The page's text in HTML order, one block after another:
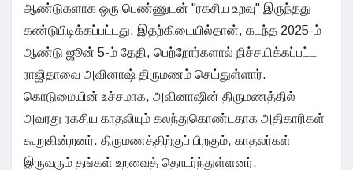
ஆண்டுகளாக ஒரு பெண்ணுடன் "ரகசிய உறவு" இருந்தது
கண்டுபிடிக்கப்பட்டது. இதற்கிடையில்தான், கடந்த 2025-ம்
ஆண்டு ஜூன் 5-ம் தேதி, பெற்றோர்களால் நிச்சயிக்கப்பட்ட
ராஜிதாவை அவினாஷ் திருமணம் செய்துள்ளார்.
கொடுமையின் உச்சமாக, அவினாஷின் திருமணத்தில்
அவரது ரகசிய காதலியும் கலந்துகொண்டதாக அதிகாரிகள்
கூறுகின்றனர். திருமணத்திற்குப் பிறகும், காதலர்கள்
இருவரும் தங்கள் உறவைத் தொடர்ந்துள்ளனர்.